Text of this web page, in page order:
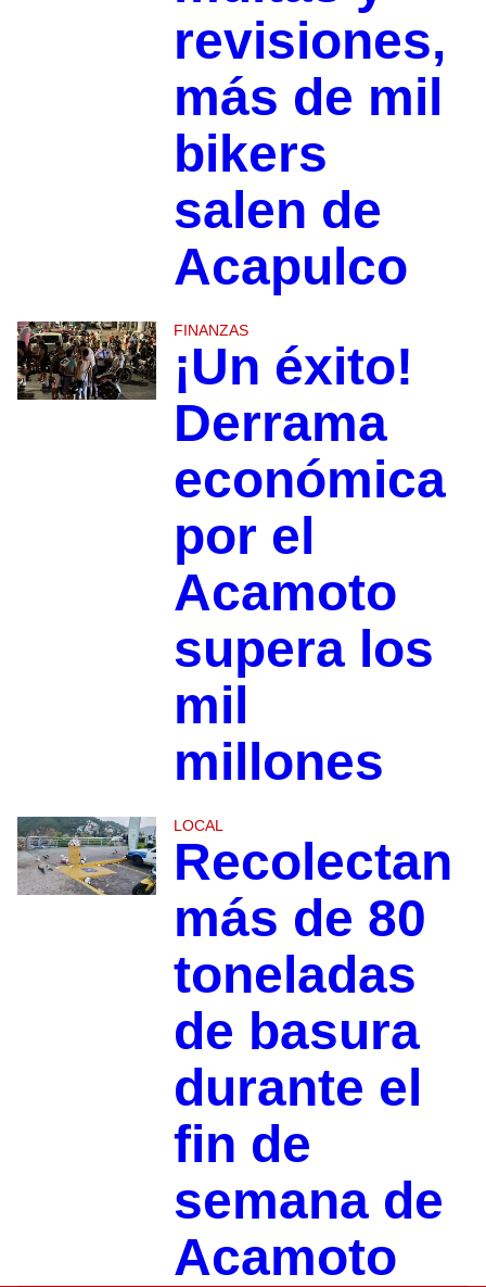
revisiones,
más de mil
bikers
salen de
Acapulco
FINANZAS
¡Un éxito!
Derrama
económica
por el
Acamoto
supera los
mil
millones
LOCAL
Recolectan
más de 80
toneladas
de basura
durante el
fin de
semana de
Acamoto